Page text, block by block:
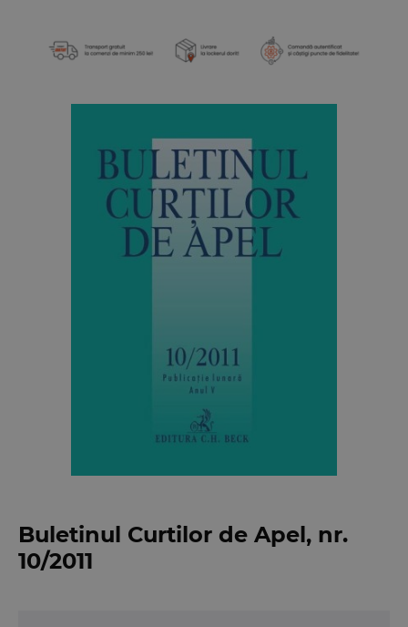
Buletinul Curtilor de Apel, nr.
10/2011